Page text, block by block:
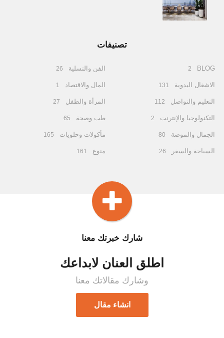
تصنيفات
BLOG
2
الاشغال اليدوية 131
التعليم والتواصل 112
التكنولوجيا والإنترنت 2
الجمال والموضة 80
السياحة والسفر 26
الفن والتسلية 26
المال والاقتصاد 1
المرأة والطفل 27
طب وصحة 65
مأكولات وحلويات 165
منوع 161
شارك خبرتك معنا
اطلق العنان لابداعك
وشارك مقالاتك معنا
انشاء مقال